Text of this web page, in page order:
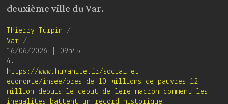
deuxième ville du Var.
Thierry Turpin /
Var /
16/06/2026 | 09h45
4.
https://www.humanite.fr/social-et-
economie/insee/pres-de-10-millions-de-pauvres-12-
million-depuis-le-debut-de-lere-macron-comment-les-
inegalites-battent-un-record-historique